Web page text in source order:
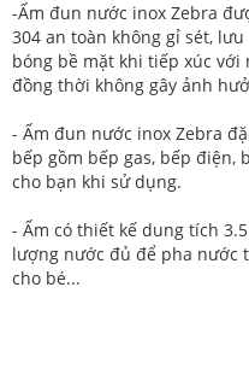
-Ấm đun nước inox Zebra
304 an toàn không gỉ sét,
bóng bề mặt khi tiếp xúc
đồng thời không gây ảnh
- Ấm đun nước inox Zebra
bếp gồm bếp gas, bếp điện,
cho bạn khi sử dụng.
- Ấm có thiết kế dung tích
lượng nước đủ để pha nước
cho bé...